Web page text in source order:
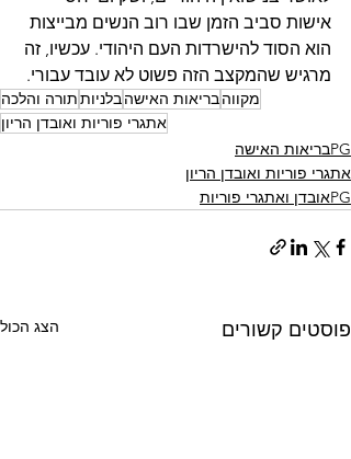
אישות סביב הזמן שבו רוב הנשים מבייצות
הוא הסוד להישרדות העם היהודי. עכשיו, זה
מרגיש שהמקצב הזה פשוט לא עובד עבורי.
מקווהבריאות האישהבלניותתורה והלכה
אתגרי פוריות ואובדן הריון
PGבריאות האישה
אתגרי פוריות ואובדן הריון
PGאובדן ואתגרי פוריות
פוסטים קשורים הצג הכול